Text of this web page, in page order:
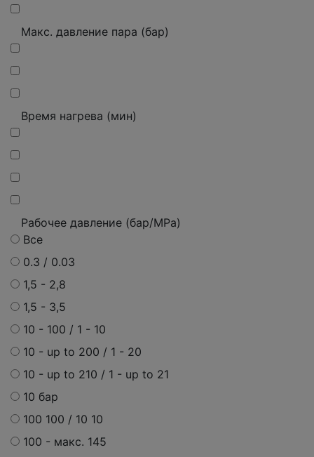
Макс. давление пара (бар)
Время нагрева (мин)
Рабочее давление (бар/MPa)
Все
0.3 / 0.03
1,5 - 2,8
1,5 - 3,5
10 - 100 / 1 - 10
10 - up to 200 / 1 - 20
10 - up to 210 / 1 - up to 21
10 бар
100 100 / 10 10
100 - макс. 145